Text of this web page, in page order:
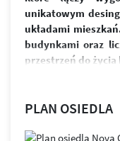
unikatowym
układami
budynkami oraz
przestrzeń do
W skład osiedla
funkcjonalnych
zapewniają jasne,
łatwej aranżacji.
PLAN OSIEDLA